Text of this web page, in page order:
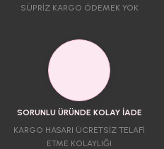
SÜPRİZ KARGO ÖDEMEK YOK
SORUNLU ÜRÜNDE KOLAY İADE
KARGO HASARI ÜCRETSİZ TELAFİ
ETME KOLAYLIĞI